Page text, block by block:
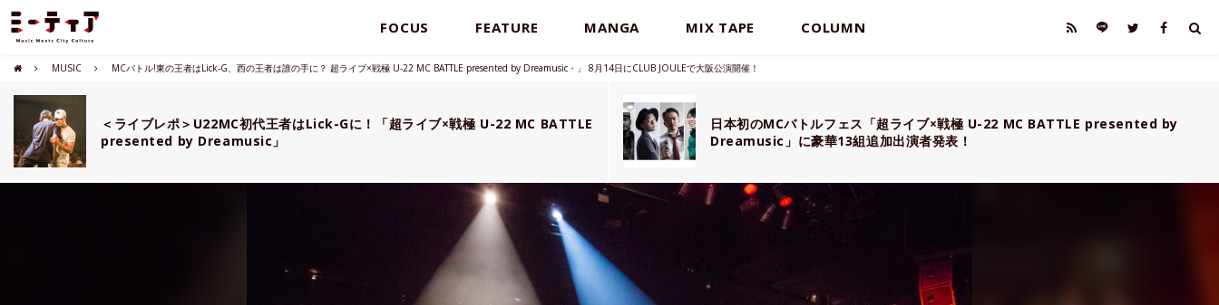
FOCUS FEATURE MANGA MIX TAPE COLUMN
MUSIC MCバトル!東の王者はLick-G、西の王者は誰の手に？ 超ライブ×戦極 U-22 MC BATTLE presented by Dreamusic・」 8月14日にCLUB JOULEで大阪公演開催！
＜ライブレポ＞U22MC初代王者はLick-Gに！「超ライブ×戦極 U-22 MC BATTLE
presented by Dreamusic」
日本初のMCバトルフェス「超ライブ×戦極 U-22 MC BATTLE presented by
Dreamusic」に豪華13組追加出演者発表！